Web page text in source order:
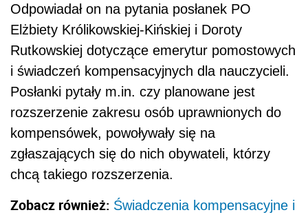
Odpowiadał on na pytania posłanek PO
Elżbiety Królikowskiej-Kińskiej i Doroty
Rutkowskiej dotyczące emerytur pomostowych
i świadczeń kompensacyjnych dla nauczycieli.
Posłanki pytały m.in. czy planowane jest
rozszerzenie zakresu osób uprawnionych do
kompensówek, powoływały się na
zgłaszających się do nich obywateli, którzy
chcą takiego rozszerzenia.
Zobacz również: Świadczenia kompensacyjne i